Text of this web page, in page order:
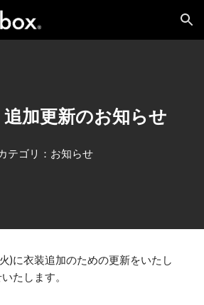
Skip to navigation
加更新のお知らせ
テゴリ：お知らせ
)に衣装追加のための更新をいたし
たします。